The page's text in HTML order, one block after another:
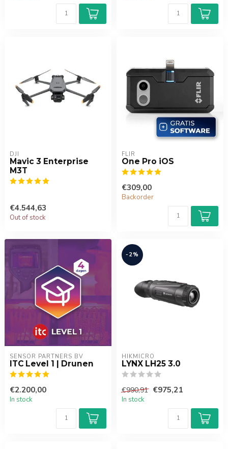
DJI
Mavic 3 Enterprise
M3T
€4.544,63
Out of stock
FLIR
One Pro iOS
€309,00
Backorder
SENSOR PARTNERS BV
ITC Level 1 | Drunen
€2.200,00
In stock
-2%
HIKMICRO
LYNX LH25 3.0
€990,91 €975,21
In stock